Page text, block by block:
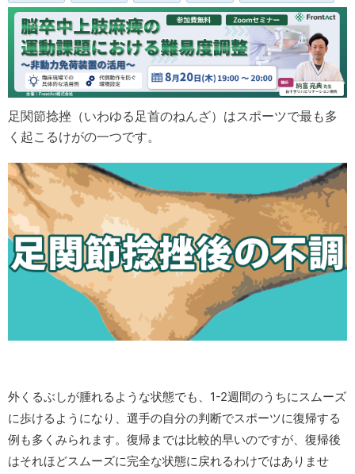
足関節捻挫（いわゆる足首のねんざ）はスポーツで最も多
く起こるけがの一つです。
外くるぶしが腫れるような状態でも、1-2週間のうちにスムーズ
に歩けるようになり、選手の自分の判断でスポーツに復帰する
例も多くみられます。復帰までは比較的早いのですが、復帰後
はそれほどスムーズに完全な状態に戻れるわけではありませ